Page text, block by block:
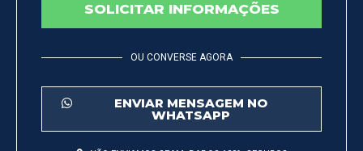
SOLICITAR INFORMAÇÕES
OU CONVERSE AGORA
ENVIAR MENSAGEM NO
WHATSAPP